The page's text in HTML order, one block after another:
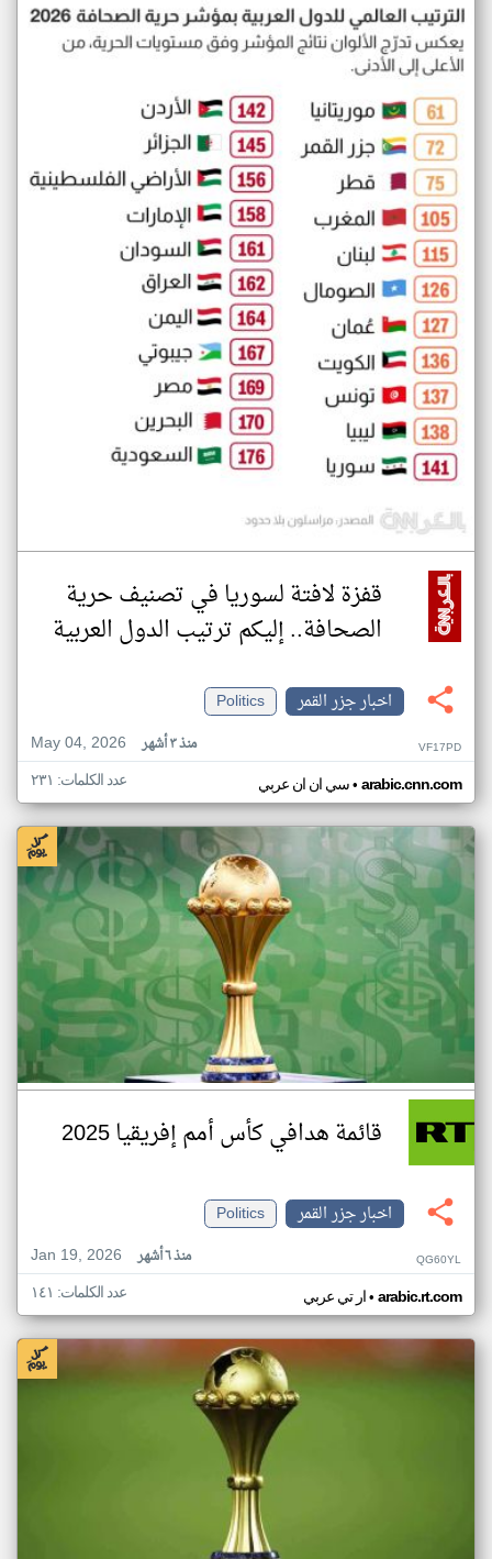
قفزة لافتة لسوريا في تصنيف حرية
الصحافة.. إليكم ترتيب الدول العربية
اخبار جزر القمر
Politics
May 04, 2026
منذ ٣ أشهر VF17PD
سي ان ان عربي• arabic.cnn.com عدد الكلمات: ٢٣١
قائمة هدافي كأس أمم إفريقيا 2025
اخبار جزر القمر
Politics
Jan 19, 2026
منذ ٦ أشهر QG60YL
ار تي عربي• arabic.rt.com عدد الكلمات: ١٤١